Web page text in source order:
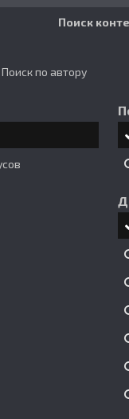
Поиск
Поиск по автору